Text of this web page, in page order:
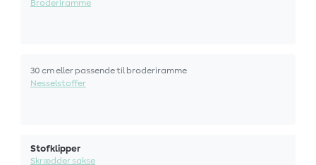
Broderiramme
30 cm eller passende til broderiramme
Nesselstoffer
Stofklipper
Skrædder sakse